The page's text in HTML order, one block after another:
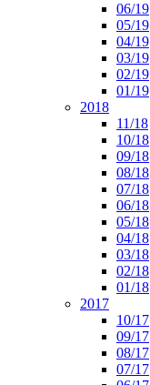
06/19
05/19
04/19
03/19
02/19
01/19
2018
11/18
10/18
09/18
08/18
07/18
06/18
05/18
04/18
03/18
02/18
01/18
2017
10/17
09/17
08/17
07/17